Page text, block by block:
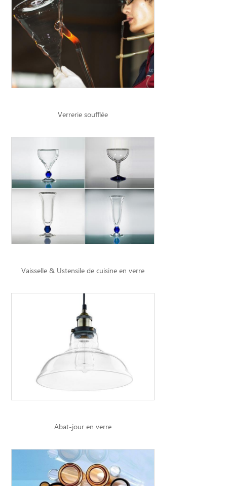
Verrerie soufflée
Vaisselle & Ustensile de cuisine en verre
Abat-jour en verre